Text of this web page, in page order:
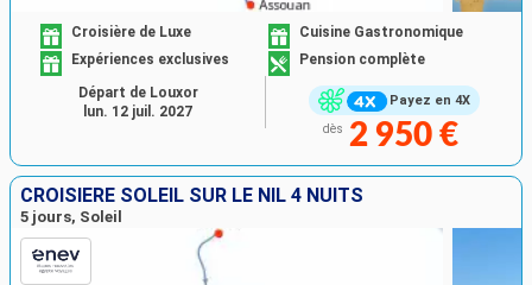
Payez en 4X
Croisière de Luxe
Cuisine Gastronomique
Expériences exclusives
Pension complète
dès 2 950 €
Départ de Louxor
lun. 12 juil. 2027
CROISIÈRE SOLEIL SUR LE NIL 4 NUITS
5 jours, Soleil